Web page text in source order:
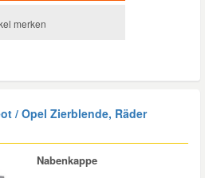
merken
/ Opel Zierblende, Räder
Nabenkappe